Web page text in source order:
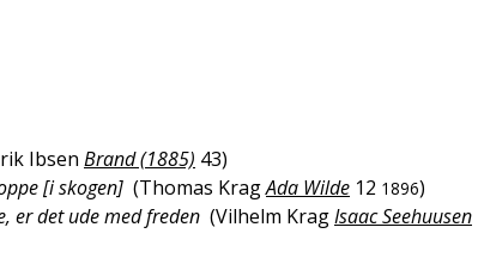
Ibsen Brand (1885) 43)
[i skogen] (Thomas KragAda Wilde 12 1896)
er det ude med freden (Vilhelm KragIsaac Seehuusen